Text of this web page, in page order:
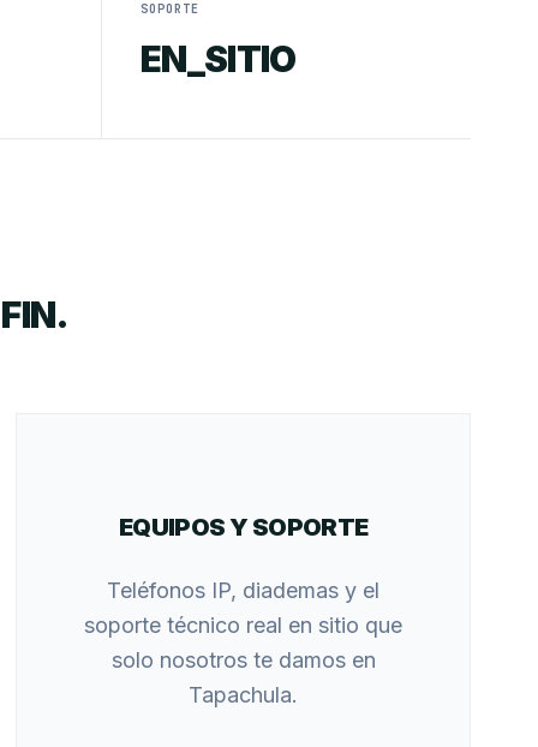
SOPORTE
EN_SITIO
EQUIPOS Y SOPORTE
Teléfonos IP, diademas y el
soporte técnico real en sitio que
solo nosotros te damos en
Tapachula.